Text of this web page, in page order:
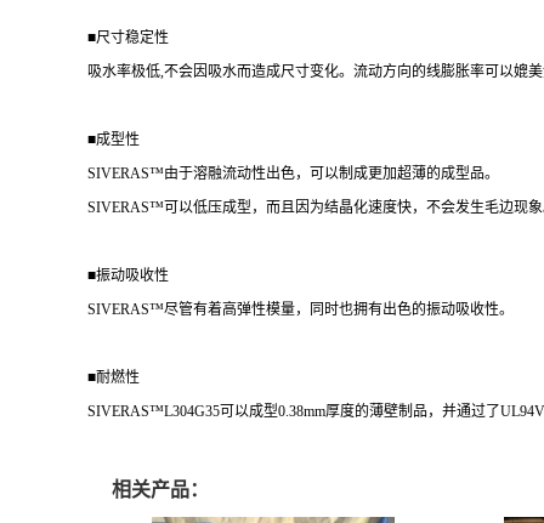
■尺寸稳定性
吸水率极低,不会因吸水而造成尺寸变化。流动方向的线膨胀率可以媲美
■成型性
SIVERAS™由于溶融流动性出色，可以制成更加超薄的成型品。
SIVERAS™可以低压成型，而且因为结晶化速度快，不会发生毛边现
■振动吸收性
SIVERAS™尽管有着高弹性模量，同时也拥有出色的振动吸收性。
■耐燃性
SIVERAS™L304G35可以成型0.38mm厚度的薄壁制品，并通过了UL94V-
相关产品：